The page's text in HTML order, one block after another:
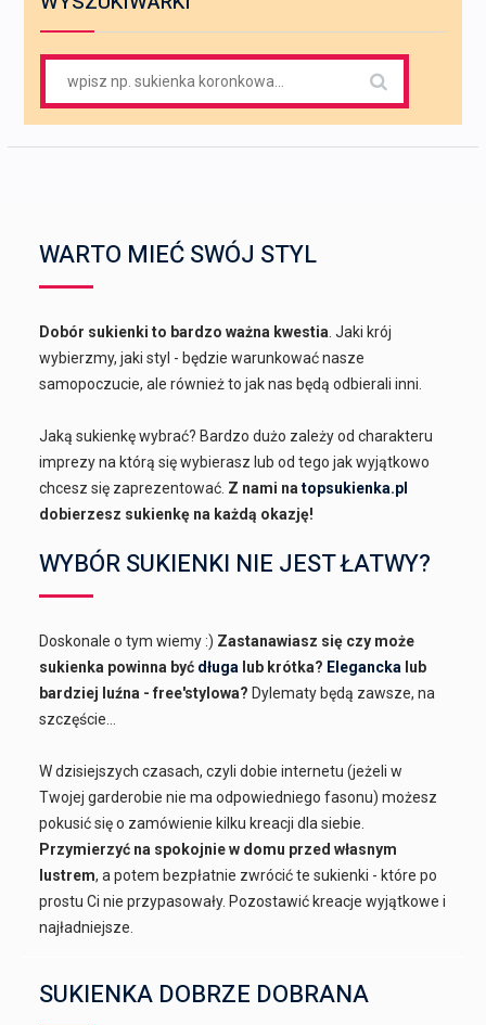
for:
WARTO MIEĆ SWÓJ STYL
Dobór sukienki to bardzo ważna kwestia . Jaki krój
wybierzmy, jaki styl - będzie warunkować nasze
samopoczucie, ale również to jak nas będą odbierali inni.
Jaką sukienkę wybrać? Bardzo dużo zależy od charakteru
imprezy na którą się wybierasz lub od tego jak wyjątkowo
chcesz się zaprezentować. Z nami natopsukienka.pl
dobierzesz sukienkę na każdą okazję!
WYBÓR SUKIENKI NIE JEST ŁATWY?
Doskonale o tym wiemy :) Zastanawiasz się czy może
sukienka powinna być długa lub krótka? Elegancka lub
bardziej luźna - free'stylowa? Dylematy będą zawsze, na
szczęście...
W dzisiejszych czasach, czyli dobie internetu (jeżeli w
Twojej garderobie nie ma odpowiedniego fasonu) możesz
pokusić się o zamówienie kilku kreacji dla siebie.
Przymierzyć na spokojnie w domu przed własnym
lustrem, a potem bezpłatnie zwrócić te sukienki - które po
prostu Ci nie przypasowały. Pozostawić kreacje wyjątkowe i
najładniejsze.
SUKIENKA DOBRZE DOBRANA